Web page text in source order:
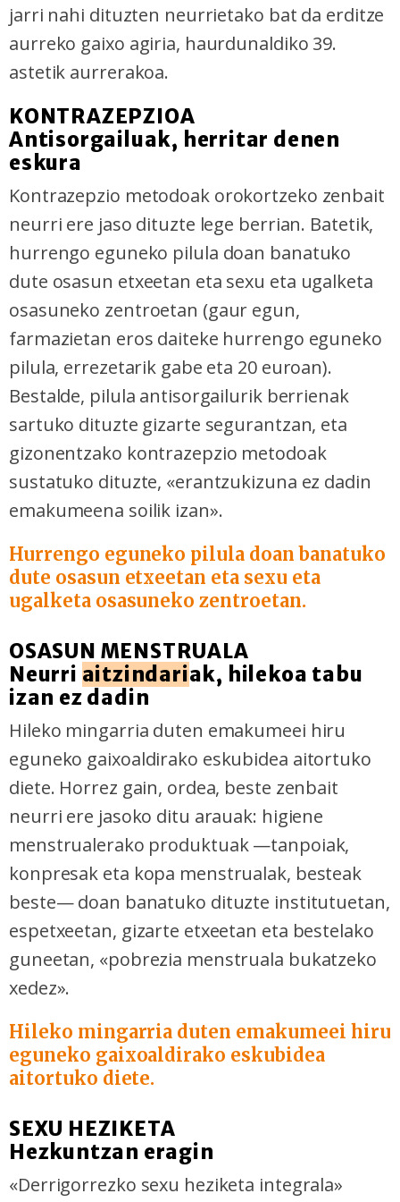
jarri nahi dituzten neurrietako bat da erditze
aurreko gaixo agiria, haurdunaldiko 39.
astetik aurrerakoa.
KONTRAZEPZIOA
Antisorgailuak, herritar denen
eskura
Kontrazepzio metodoak orokortzeko zenbait
neurri ere jaso dituzte lege berrian. Batetik,
hurrengo eguneko pilula doan banatuko
dute osasun etxeetan eta sexu eta ugalketa
osasuneko zentroetan (gaur egun,
farmazietan eros daiteke hurrengo eguneko
pilula, errezetarik gabe eta 20 euroan).
Bestalde, pilula antisorgailurik berrienak
sartuko dituzte gizarte segurantzan, eta
gizonentzako kontrazepzio metodoak
sustatuko dituzte, «erantzukizuna ez dadin
emakumeena soilik izan».
Hurrengo eguneko pilula doan banatuko
dute osasun etxeetan eta sexu eta
ugalketa osasuneko zentroetan.
OSASUN MENSTRUALA
Neurri aitzindariak, hilekoa tabu
izan ez dadin
Hileko mingarria duten emakumeei hiru
eguneko gaixoaldirako eskubidea aitortuko
diete. Horrez gain, ordea, beste zenbait
neurri ere jasoko ditu arauak: higiene
menstrualerako produktuak —tanpoiak,
konpresak eta kopa menstrualak, besteak
beste— doan banatuko dituzte institutuetan,
espetxeetan, gizarte etxeetan eta bestelako
guneetan, «pobrezia menstruala bukatzeko
xedez».
Hileko mingarria duten emakumeei hiru
eguneko gaixoaldirako eskubidea
aitortuko diete.
SEXU HEZIKETA
Hezkuntzan eragin
«Derrigorrezko sexu heziketa integrala»